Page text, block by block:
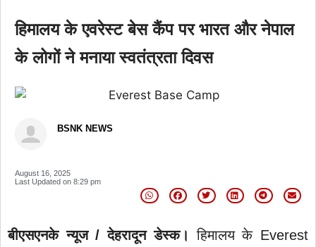
हिमालय के एवरेस्ट बेस कैंप पर भारत और नेपाल
के लोगों ने मनाया स्वतंत्रता दिवस
BSNK NEWS
August 16, 2025
Last Updated on 8:29 pm
बीएसएनके न्यूज / देहरादून डेस्क। हिमालय के Everest